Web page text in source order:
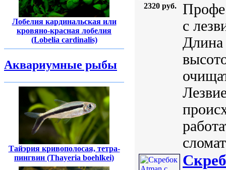
Лобелия кардинальская или
кровяно-красная лобелия
(Lobelia cardinalis)
Аквариумные рыбы
Тайэрия кривополосая, тетра-
пингвин (Thayeria boehlkei)
2320 руб.
с
Длина